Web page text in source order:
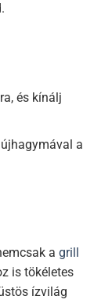
és kínálj
a
a grill
is tökéletes
ízvilág